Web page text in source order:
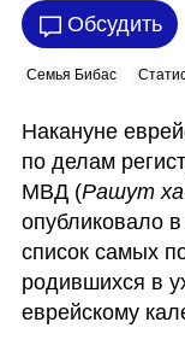
Обсудить
Семья Бибас
Накануне
по делам
МВД (Рашут
опубликовало
список самых
родившихся в
еврейскому